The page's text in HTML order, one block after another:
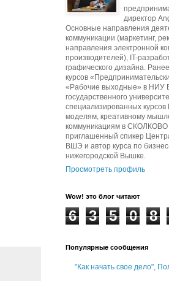
директор
Основные направления
коммуникации (маркетинг,
направления электронной
производителей), IT-
графического дизайна.
курсов
«Рабочие выходные» в НИУ
государственного
специализированных
моделям, креативному
коммуникациям в
приглашенный спикер
ВШЭ и автор курса по
нижегородской Вышке.
Просмотреть профиль
Wow! это блог читают
6 3 5 0 8
Популярные сообщения
"Как начать свое дело",